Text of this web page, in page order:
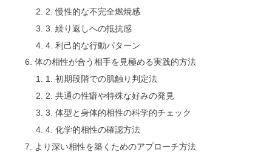
2. 慢性的な不完全燃焼感
3. 繰り返しへの抵抗感
4. 利己的な行動パターン
体の相性が合う相手を見極める実践的方法
1. 初期段階での肌触り判定法
2. 共通の性癖や特殊な好みの発見
3. 体型と身体的相性の科学的チェック
4. 化学的相性の確認方法
より深い相性を築くためのアプローチ方法